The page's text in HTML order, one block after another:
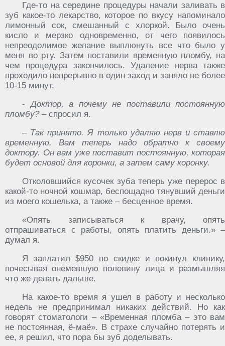
Где-то на середине процедуры начали заливать в
зуб какое-то лекарство, которое по вкусу напоминало
лимонный сок, смешанный с хлоркой. Было очень
кисло и мерзко одновременно, от чего появилось
непреодолимое желание выплюнуть все что было у
меня во рту. Затем поставили временную пломбу, на
чем процедура закончилось. Удаление нерва также
проходило непрерывно в один заход и заняло не более
10-15 минут.
- Доктор, а почему не поставили постоянную
пломбу? – спросил я.
– Так принято. Я только удаляю нерв и ставлю
временную. Вам теперь надо обратно к своему
доктору. Он вам уже поставит постоянную, которая
будет основой для коронки, а затем саму коронку.
Отколовшийся кусочек зуба теперь уже перерос в
какой-то ночной кошмар, беспощадно тянувший деньги
из моего кошелька, а также – бесценное время.
«Опять записываться к врачу, опять
отпрашиваться с работы, опять платить деньги.» –
думал я.
Я заплатил $950 по скидке и покинул клинику,
почесывая онемевшую половину лица и размышляя
что же делать дальше.
На какое-то время я ушел в работу и несколько
недель не предпринимал никаких действий. Но как
говорят стоматологи – «Временная пломба – это вам
не постоянная, ё-маё». В страхе случайно потерять и
ее, я решил, что пора бы зуб доделывать.